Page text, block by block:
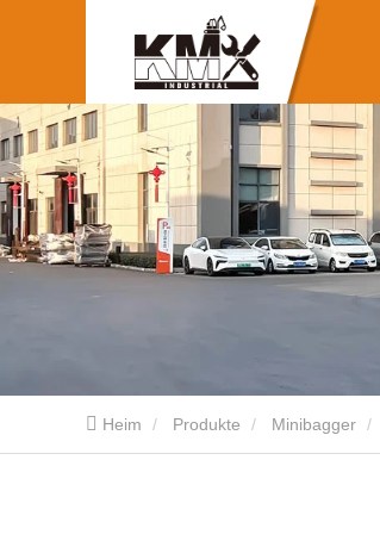
Heim Produkte Minibagger